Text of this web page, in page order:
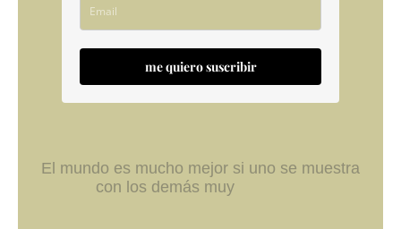
me quiero suscribir
El mundo es mucho mejor si uno se muestra
con los demás muy